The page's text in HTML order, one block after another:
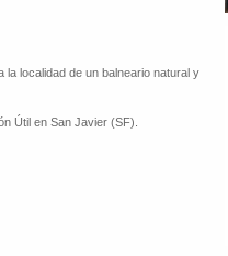
localidad de un balneario natural y
Útil en San Javier (SF).